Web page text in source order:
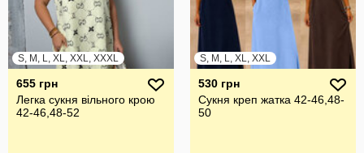
S, M, L, XL, XXL, XXXL
655 грн
Легка сукня вільного крою
42-46,48-52
S, M, L, XL, XXL
530 грн
Сукня креп жатка 42-46,48-
50